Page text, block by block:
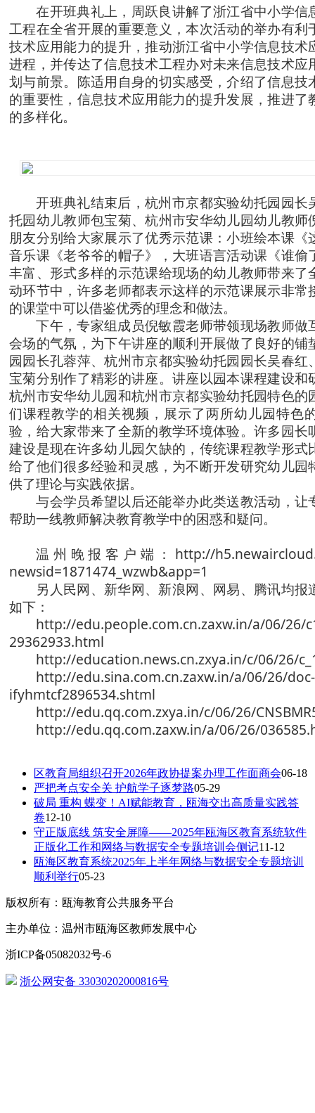
在开班典礼上，周跃良讲解了浙江省中小学信
工程在全省开展的重要意义，本次活动的举办有利
技术应用能力的提升，推动浙江省中小学信息技术
进程，并传达了信息技术工程办对未来信息技术应
划与前景。陈适用自身的切实感受，介绍了信息技
的重要性，信息技术应用能力的提升发展，推进了
的多样化。
开班典礼结束后，杭州市京都实验幼托园园长
托园幼儿教师包宝菊、杭州市安华幼儿园幼儿教师
朋友分别给大家展示了优秀示范课：小班绘本课《
音乐课《老爷爷的帽子》，大班语言活动课《谁偷
丰富、形式多样的示范课给现场的幼儿教师带来了
动环节中，许多老师都表示这样的示范课展示非常
的课堂中可以借鉴优秀的理念和做法。
下午，专家组成员倪敏霞老师带领现场教师做
会场的气氛，为下午讲座的顺利开展做了良好的铺
园园长孔蓉萍、杭州市京都实验幼托园园长吴春红
宝菊分别作了精彩的讲座。讲座以园本课程建设和
杭州市安华幼儿园和杭州市京都实验幼托园特色的
们课程教学的相关视频，展示了两所幼儿园特色
验，给大家带来了全新的教学环境体验。许多园长
建设是现在许多幼儿园欠缺的，传统课程教学形式
给了他们很多经验和灵感，为不断开发研究幼儿园
供了理论与实践依据。
与会学员希望以后还能举办此类送教活动，让
帮助一线教师解决教育教学中的困惑和疑问。
温州晚报客户端：http://
newsid=1871474_wzwb&app=1
另人民网、新华网、新浪网、网易、腾讯均报
如下：
http://edu.people.com.cn.zaxw.in/a/06/26/
29362933.html
http://education.news.cn.zxya.in/c/06/26/
http://edu.sina.com.cn.zaxw.in/a/06/26/doc-
ifyhmtcf2896534.shtml
http://edu.qq.com.zxya.in/c/06/26/
http://edu.qq.com.zaxw.in/a/06/26/
区教育局组织召开2026年政协提案办理工作面商会06-18
严把考点安全关 护航学子逐梦路05-29
破局 重构 蝶变！AI赋能教育，瓯海交出高质量实践答
卷12-10
守正版底线 筑安全屏障——2025年瓯海区教育系统软件
正版化工作和网络与数据安全专题培训会侧记11-12
瓯海区教育系统2025年上半年网络与数据安全专题培训
顺利举行05-23
版权所有：瓯海教育公共服务平台
主办单位：温州市瓯海区教师发展中心
浙ICP备05082032号-6
浙公网安备 33030202000816号